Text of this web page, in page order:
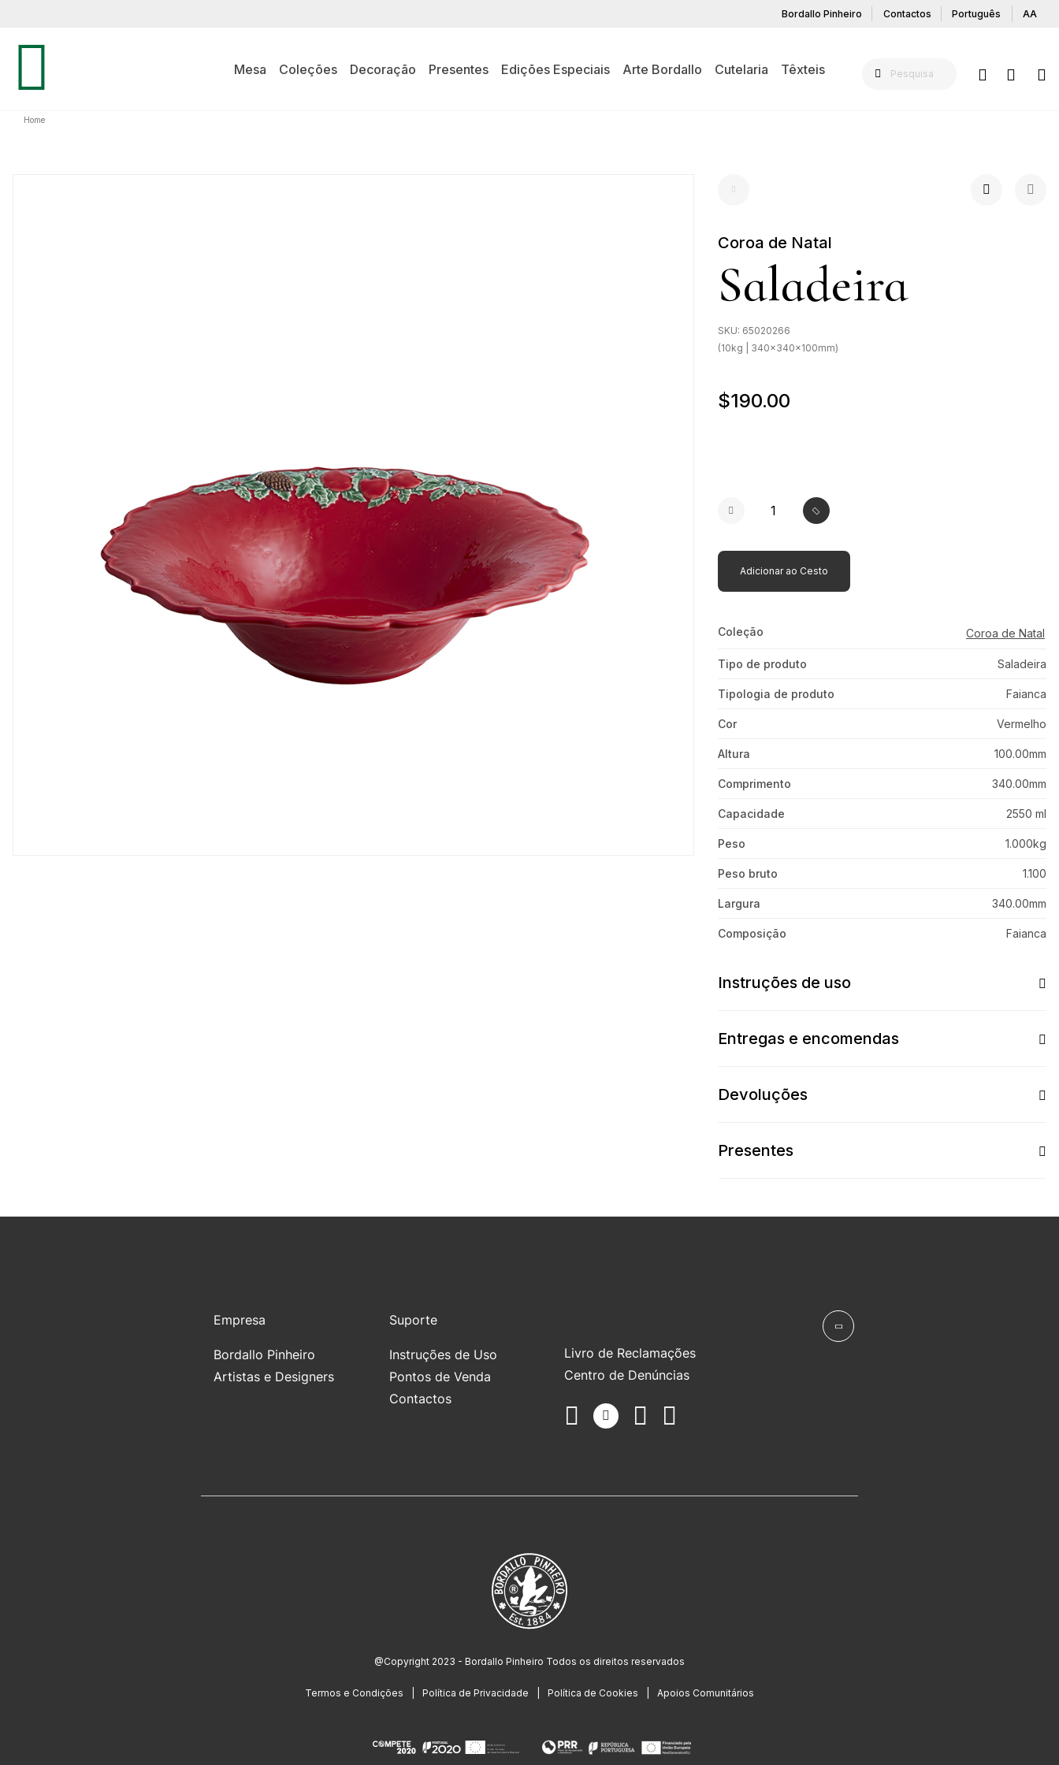
Bordallo Pinheiro Contactos Português AA
Mesa Coleções Decoração Presentes Edições Especiais Arte Bordallo Cutelaria Têxteis
Home
Coroa de Natal
Saladeira
SKU: 65020266
(10kg | 340x340x100mm)
$190.00
Adicionar ao Cesto
Coleção Coroa de Natal
Tipo de produto Saladeira
Tipologia de produto Faianca
Cor Vermelho
Altura 100.00mm
Comprimento 340.00mm
Capacidade 2550 ml
Peso 1.000kg
Peso bruto 1.100
Largura 340.00mm
Composição Faianca
Instruções de uso
Entregas e encomendas
Devoluções
Presentes
Empresa
Bordallo Pinheiro
Artistas e Designers
Suporte
Instruções de Uso
Pontos de Venda
Contactos
Livro de Reclamações
Centro de Denúncias
@Copyright 2023 - Bordallo Pinheiro Todos os direitos reservados
Termos e Condições Política de Privacidade Política de Cookies Apoios Comunitários